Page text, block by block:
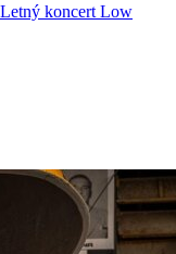
koncert Low